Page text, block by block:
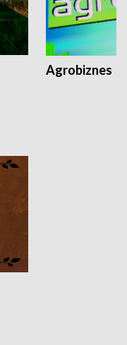
Agrobiznes